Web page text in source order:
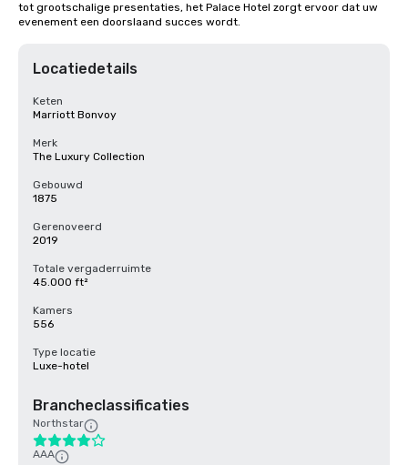
tot grootschalige presentaties, het Palace Hotel zorgt ervoor dat uw
evenement een doorslaand succes wordt.
Locatiedetails
Keten
Marriott Bonvoy
Merk
The Luxury Collection
Gebouwd
1875
Gerenoveerd
2019
Totale vergaderruimte
45.000 ft²
Kamers
556
Type locatie
Luxe-hotel
Brancheclassificaties
Northstar
AAA